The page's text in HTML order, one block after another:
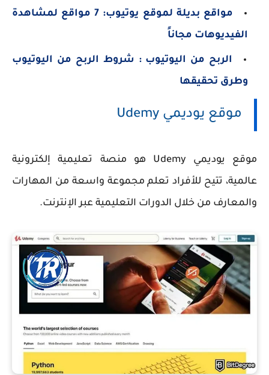
مواقع بديلة لموقع يوتيوب: 7 مواقع لمشاهدة
الفيديوهات مجاناً
الربح من اليوتيوب : شروط الربح من اليوتيوب
وطرق تحقيقها
موقع يوديمي Udemy
موقع يوديمي Udemy
هو منصة تعليمية إلكترونية
عالمية، تتيح للأفراد تعلم مجموعة واسعة من المهارات
والمعارف من خلال الدورات التعليمية عبر الإنترنت.